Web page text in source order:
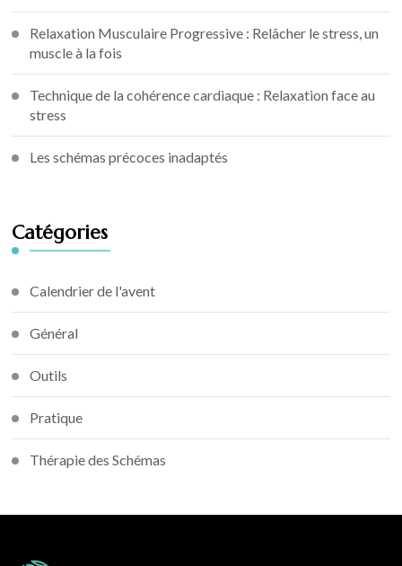
Relaxation Musculaire Progressive : Relâcher le stress, un
muscle à la fois
Technique de la cohérence cardiaque : Relaxation face au
stress
Les schémas précoces inadaptés
Catégories
Calendrier de l'avent
Général
Outils
Pratique
Thérapie des Schémas